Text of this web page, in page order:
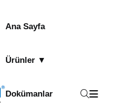
Ana Sayfa
Ürünler ▼
Dokümanlar